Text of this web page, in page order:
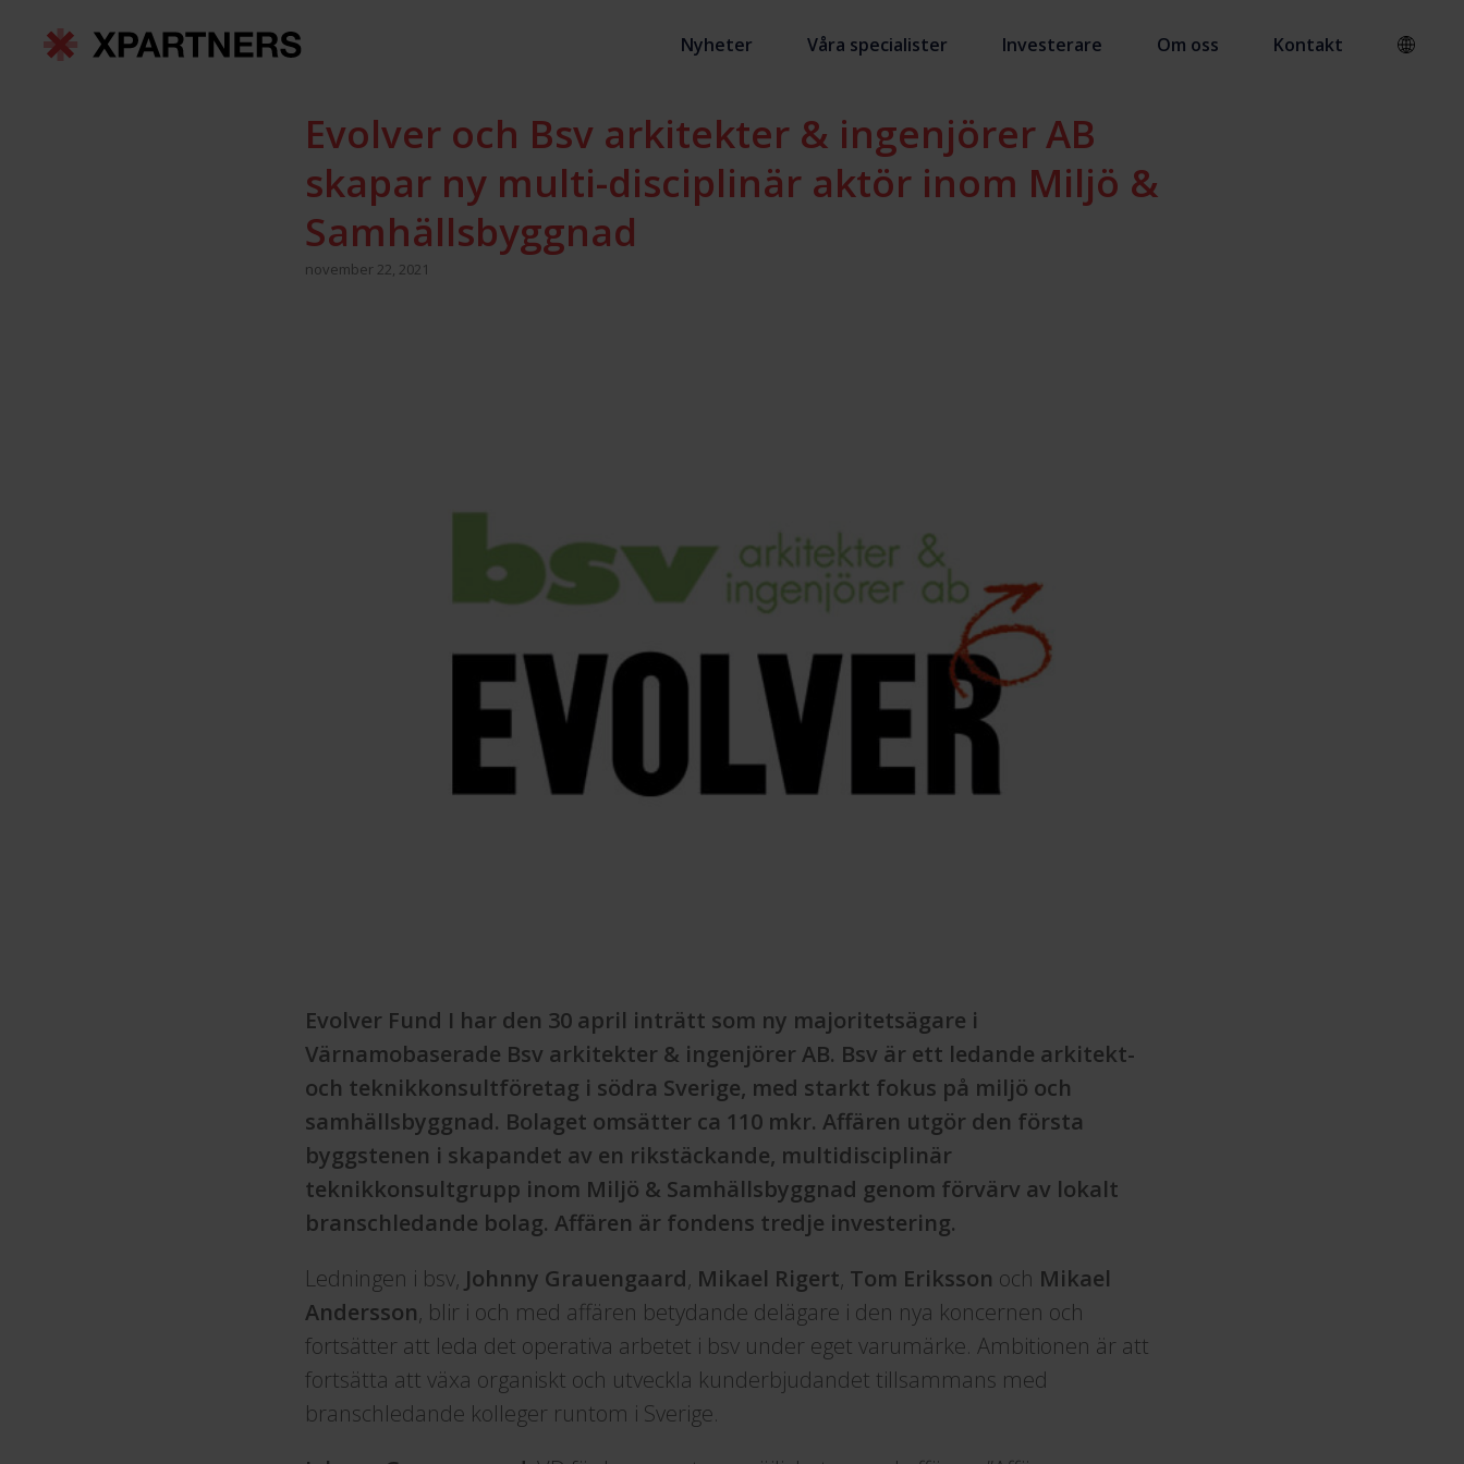
Nyheter Våra specialister Investerare Om oss Kontakt
Evolver och Bsv arkitekter & ingenjörer AB
skapar ny multi-disciplinär aktör inom Miljö &
Samhällsbyggnad
november 22, 2021
Evolver Fund I har den 30 april inträtt som ny majoritetsägare i
Värnamobaserade Bsv arkitekter & ingenjörer AB. Bsv är ett ledande arkitekt-
och teknikkonsultföretag i södra Sverige, med starkt fokus på miljö och
samhällsbyggnad. Bolaget omsätter ca 110 mkr. Affären utgör den första
byggstenen i skapandet av en rikstäckande, multidisciplinär
teknikkonsultgrupp inom Miljö & Samhällsbyggnad genom förvärv av lokalt
branschledande bolag. Affären är fondens tredje investering.
Ledningen i bsv, Johnny Grauengaard, Mikael Rigert, Tom Eriksson och Mikael
Andersson, blir i och med affären betydande delägare i den nya koncernen och
fortsätter att leda det operativa arbetet i bsv under eget varumärke. Ambitionen är att
fortsätta att växa organiskt och utveckla kunderbjudandet tillsammans med
branschledande kolleger runtom i Sverige.